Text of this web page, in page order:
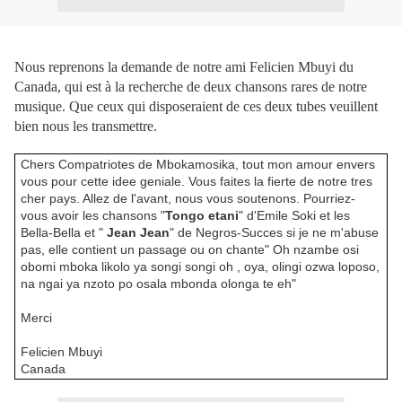
Nous reprenons la demande de notre ami Felicien Mbuyi du
Canada, qui est à la recherche de deux chansons rares de notre
musique. Que ceux qui disposeraient de ces deux tubes veuillent
bien nous les transmettre.
Chers Compatriotes de Mbokamosika, tout mon amour envers
vous pour cette idee geniale. Vous faites la fierte de notre tres
cher pays. Allez de l'avant, nous vous soutenons. Pourriez-
vous avoir les chansons "Tongo etani" d'Emile Soki et les
Bella-Bella et " Jean Jean" de Negros-Succes si je ne m'abuse
pas, elle contient un passage ou on chante" Oh nzambe osi
obomi mboka likolo ya songi songi oh , oya, olingi ozwa loposo,
na ngai ya nzoto po osala mbonda olonga te eh"
Merci
Felicien Mbuyi
Canada